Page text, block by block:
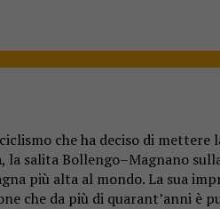
che ha deciso di mettere
la salita Bollengo–Magnano
più alta al mondo. La sua
che da più di quarant’anni è